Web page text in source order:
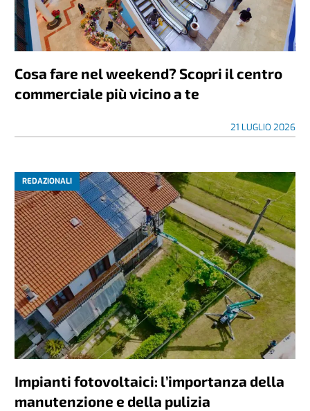
Cosa fare nel weekend? Scopri il centro
commerciale più vicino a te
21 LUGLIO 2026
REDAZIONALI
Impianti fotovoltaici: l’importanza della
manutenzione e della pulizia